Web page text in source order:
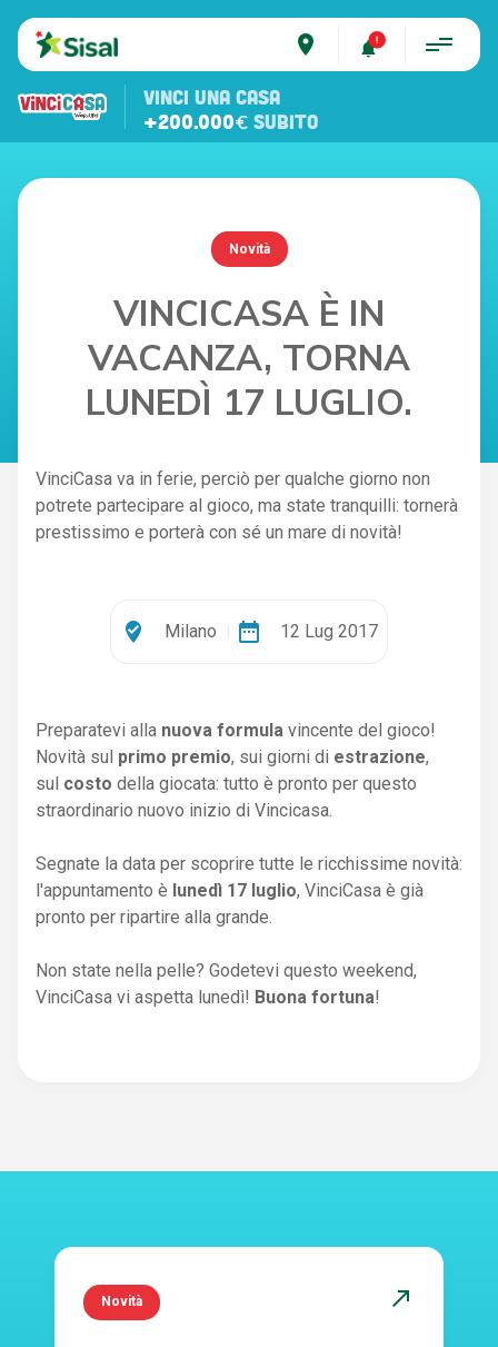
place
VINCI UNA CASA
+200.000€ SUBITO
Novità
VINCICASA È IN
VACANZA, TORNA
LUNEDÌ 17 LUGLIO.
VinciCasa va in ferie, perciò per qualche giorno non
potrete partecipare al gioco, ma state tranquilli: tornerà
prestissimo e porterà con sé un mare di novità!
where_to_vote Milano date_range 12 Lug 2017
Preparatevi alla nuova formula vincente del gioco!
Novità sul primo premio, sui giorni di estrazione,
sul costo della giocata: tutto è pronto per questo
straordinario nuovo inizio di Vincicasa.
Segnate la data per scoprire tutte le ricchissime novità:
l'appuntamento è lunedì 17 luglio, VinciCasa è già
pronto per ripartire alla grande.
Non state nella pelle? Godetevi questo weekend,
VinciCasa vi aspetta lunedì! Buona fortuna!
Novità north_east